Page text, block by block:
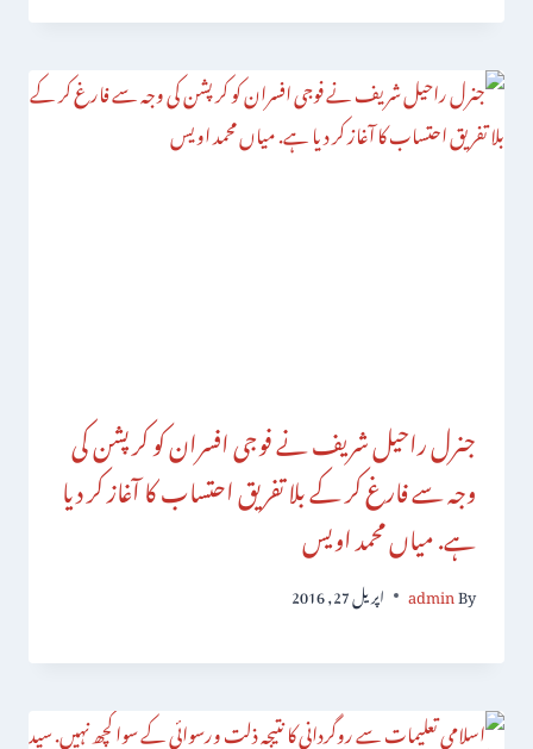
جنرل راحیل شریف نے فوجی افسران کو کرپشن کی
وجہ سے فارغ کر کے بلا تفریق احتساب کا آغاز کر دیا
ہے. میاں محمد اویس
By
admin اپریل 27, 2016